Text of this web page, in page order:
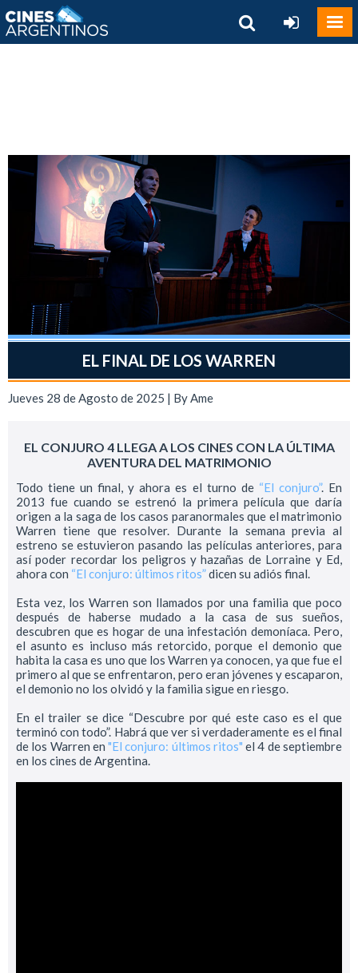
EL FINAL DE LOS WARREN
Jueves 28 de Agosto de 2025 | ByAme
EL CONJURO 4 LLEGA A LOS CINES CON LA ÚLTIMA
AVENTURA DEL MATRIMONIO
Todo tiene un final, y ahora es el turno de “El conjuro”. En
2013 fue cuando se estrenó la primera película que daría
origen a la saga de los casos paranormales que el matrimonio
Warren tiene que resolver. Durante la semana previa al
estreno se estuvieron pasando las películas anteriores, para
así poder recordar los peligros y hazañas de Lorraine y Ed,
ahora con “El conjuro: últimos ritos”dicen su adiós final.
Esta vez, los Warren son llamados por una familia que poco
después de haberse mudado a la casa de sus sueños,
descubren que es hogar de una infestación demoníaca. Pero,
el asunto es incluso más retorcido, porque el demonio que
habita la casa es uno que los Warren ya conocen, ya que fue el
primero al que se enfrentaron, pero eran jóvenes y escaparon,
el demonio no los olvidó y la familia sigue en riesgo.
En el trailer se dice “Descubre por qué este caso es el que
terminó con todo”. Habrá que ver si verdaderamente es el final
de los Warren en"El conjuro: últimos ritos" el 4 de septiembre
en los cines de Argentina.